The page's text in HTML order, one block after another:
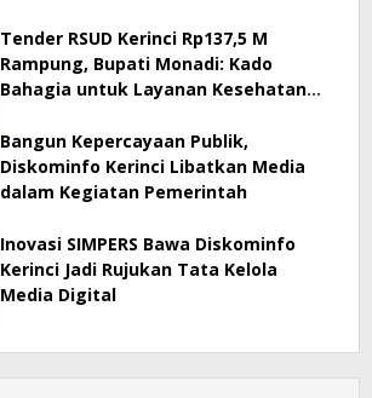
Tender RSUD Kerinci Rp137,5 M
Rampung, Bupati Monadi: Kado
Bahagia untuk Layanan Kesehatan
Bangun Kepercayaan Publik,
Diskominfo Kerinci Libatkan Media
dalam Kegiatan Pemerintah
Inovasi SIMPERS Bawa Diskominfo
Kerinci Jadi Rujukan Tata Kelola
Media Digital